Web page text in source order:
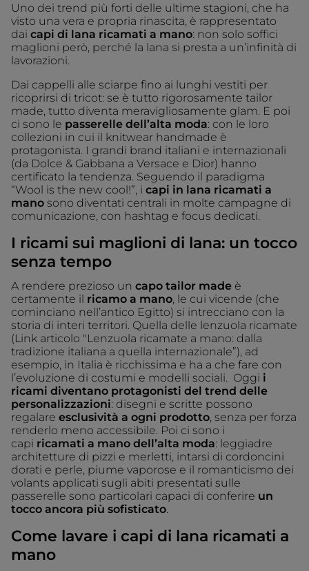
Uno dei trend più forti delle ultime stagioni, che ha
visto una vera e propria rinascita, è rappresentato
dai capi di lana ricamati a mano: non solo soffici
maglioni però, perché la lana si presta a un’infinità di
lavorazioni.
Dai cappelli alle sciarpe fino ai lunghi vestiti per
ricoprirsi di tricot: se è tutto rigorosamente tailor
made, tutto diventa meravigliosamente glam. E poi
ci sono le passerelle dell’alta moda: con le loro
collezioni in cui il knitwear handmade è
protagonista. I grandi brand italiani e internazionali
(da Dolce & Gabbana a Versace e Dior) hanno
certificato la tendenza. Seguendo il paradigma
“Wool is the new cool!”, i capi in lana ricamati a
mano sono diventati centrali in molte campagne di
comunicazione, con hashtag e focus dedicati.
I ricami sui maglioni di lana: un tocco
senza tempo
A rendere prezioso un capo tailor made è
certamente il ricamo a mano , le cui vicende (che
cominciano nell’antico Egitto) si intrecciano con la
storia di interi territori. Quella delle lenzuola ricamate
(Link articolo "Lenzuola ricamate a mano: dalla
tradizione italiana a quella internazionale”), ad
esempio, in Italia è ricchissima e ha a che fare con
l’evoluzione di costumi e modelli sociali. Oggi i
ricami diventano protagonisti del trend delle
personalizzazioni: disegni e scritte possono
regalare esclusività a ogni prodotto , senza per forza
renderlo meno accessibile. Poi ci sono i
capi ricamati a mano dell’alta moda: leggiadre
architetture di pizzi e merletti, intarsi di cordoncini
dorati e perle, piume vaporose e il romanticismo dei
volants applicati sugli abiti presentati sulle
passerelle sono particolari capaci di conferire un
tocco ancora più sofisticato.
Come lavare i capi di lana ricamati a
mano